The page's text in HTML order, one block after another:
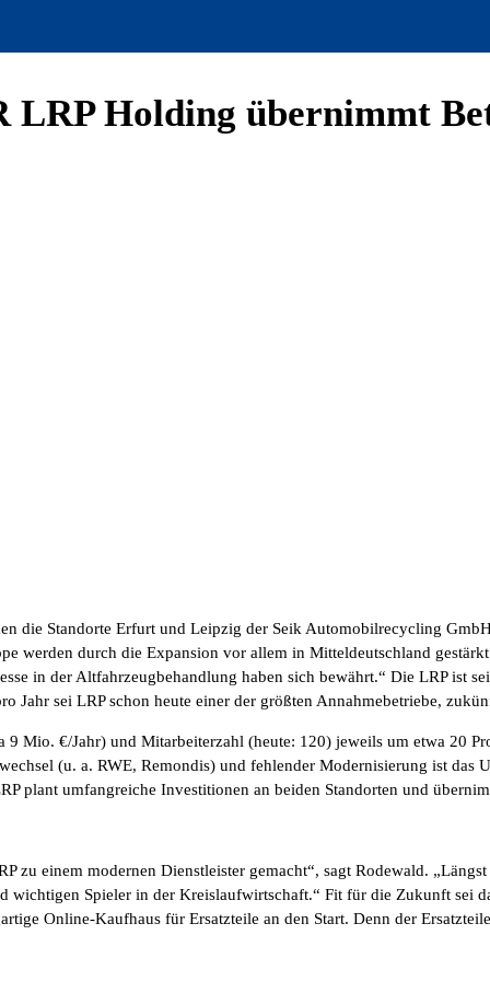
LRP Holding übernimmt
die Standorte Erfurt und Leipzig der Seik Automobilrecycling
werden durch die Expansion vor allem in Mitteldeutschland
in der Altfahrzeugbehandlung haben sich bewährt.“ Die LRP ist
Jahr sei LRP schon heute einer der größten Annahmebetriebe,
Mio. €/Jahr) und Mitarbeiterzahl (heute: 120) jeweils um etwa 20
(u. a. RWE, Remondis) und fehlender Modernisierung ist das
plant umfangreiche Investitionen an beiden Standorten und
zu einem modernen Dienstleister gemacht“, sagt Rodewald.
wichtigen Spieler in der Kreislaufwirtschaft.“ Fit für die Zukunft sei
Online-Kaufhaus für Ersatzteile an den Start. Denn der